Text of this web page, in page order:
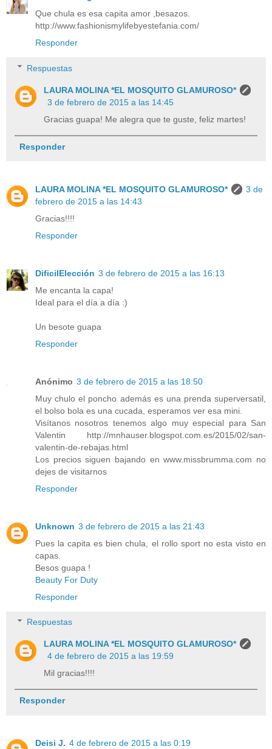
Que chula es esa capita amor ,besazos.
http://www.fashionismylifebyestefania.com/
Responder
Respuestas
LAURA MOLINA *EL MOSQUITO GLAMUROSO*
3 de febrero de 2015 a las 14:45
Gracias guapa! Me alegra que te guste, feliz martes!
Responder
LAURA MOLINA *EL MOSQUITO GLAMUROSO*
3 de
febrero de 2015 a las 14:43
Gracias!!!!
Responder
DificilElección 3 de febrero de 2015 a las 16:13
Me encanta la capa!
Ideal para el día a día :)
Un besote guapa
Responder
Anónimo 3 de febrero de 2015 a las 18:50
Muy chulo el poncho además es una prenda superversatil,
el bolso bola es una cucada, esperamos ver esa mini.
Visítanos nosotros tenemos algo muy especial para San
Valentin http://mnhauser.blogspot.com.es/2015/02/san-
valentin-de-rebajas.html
Los precios siguen bajando en www.missbrumma.com no
dejes de visitarnos
Responder
Unknown 3 de febrero de 2015 a las 21:43
Pues la capita es bien chula, el rollo sport no esta visto en
capas.
Besos guapa !
Beauty For Duty
Responder
Respuestas
LAURA MOLINA *EL MOSQUITO GLAMUROSO*
4 de febrero de 2015 a las 19:59
Mil gracias!!!!
Responder
Deisi J. 4 de febrero de 2015 a las 0:19